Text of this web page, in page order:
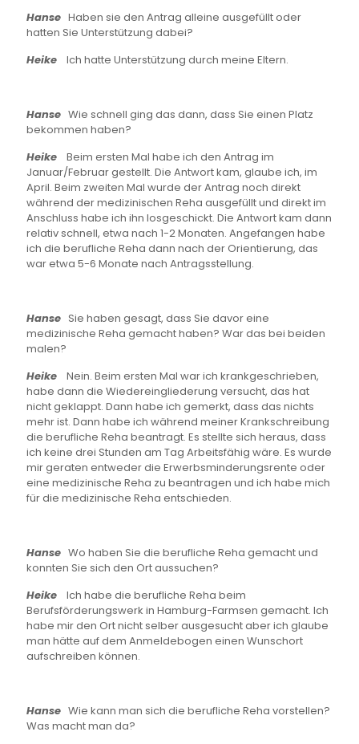
Hanse Haben sie den Antrag alleine ausgefüllt oder
hatten Sie Unterstützung dabei?
Heike Ich hatte Unterstützung durch meine Eltern.
Hanse Wie schnell ging das dann, dass Sie einen Platz
bekommen haben?
Heike Beim ersten Mal habe ich den Antrag im
Januar/Februar gestellt. Die Antwort kam, glaube ich, im
April. Beim zweiten Mal wurde der Antrag noch direkt
während der medizinischen Reha ausgefüllt und direkt im
Anschluss habe ich ihn losgeschickt. Die Antwort kam dann
relativ schnell, etwa nach 1-2 Monaten. Angefangen habe
ich die berufliche Reha dann nach der Orientierung, das
war etwa 5-6 Monate nach Antragsstellung.
Hanse Sie haben gesagt, dass Sie davor eine
medizinische Reha gemacht haben? War das bei beiden
malen?
Heike Nein. Beim ersten Mal war ich krankgeschrieben,
habe dann die Wiedereingliederung versucht, das hat
nicht geklappt. Dann habe ich gemerkt, dass das nichts
mehr ist. Dann habe ich während meiner Krankschreibung
die berufliche Reha beantragt. Es stellte sich heraus, dass
ich keine drei Stunden am Tag Arbeitsfähig wäre. Es wurde
mir geraten entweder die Erwerbsminderungsrente oder
eine medizinische Reha zu beantragen und ich habe mich
für die medizinische Reha entschieden.
Hanse Wo haben Sie die berufliche Reha gemacht und
konnten Sie sich den Ort aussuchen?
Heike Ich habe die berufliche Reha beim
Berufsförderungswerk in Hamburg-Farmsen gemacht. Ich
habe mir den Ort nicht selber ausgesucht aber ich glaube
man hätte auf dem Anmeldebogen einen Wunschort
aufschreiben können.
Hanse Wie kann man sich die berufliche Reha vorstellen?
Was macht man da?